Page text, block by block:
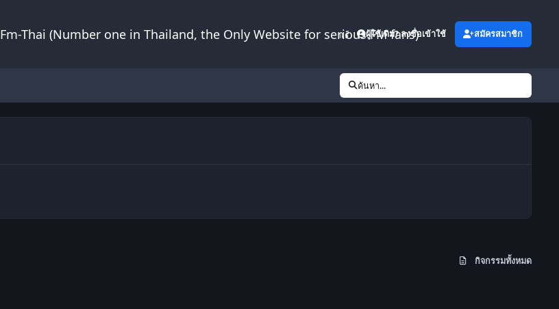
Fm-Thai (Number one in Thailand, the Only Website for serious FM fans)
เพิ่มเติม ผู้ใช้เดิม? ลงชื่อเข้าใช้ สมัครสมาชิก
ค้นหา...
กิจกรรมทั้งหมด